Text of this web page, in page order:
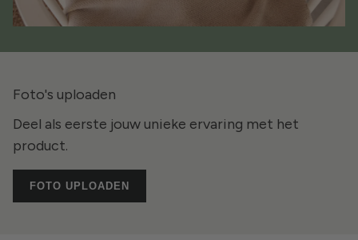
Foto's uploaden
Deel als eerste jouw unieke ervaring met het
product.
FOTO UPLOADEN